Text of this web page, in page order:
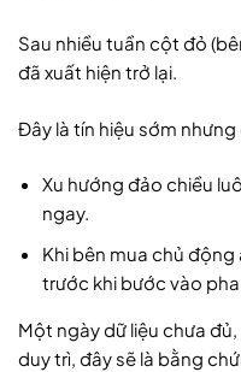
Sau nhiều tuần cột đỏ
đã xuất hiện trở lại.
Đây là tín hiệu sớm
Xu hướng đảo chiều
ngay.
Khi bên mua chủ
trước khi bước vào
Một ngày dữ liệu chưa
duy trì, đây sẽ là bằng